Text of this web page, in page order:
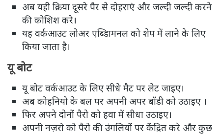
अब यही क्रिया दूसरे पैर से दोहराएं और जल्दी जल्दी करने
की कोशिश करे।
यह वर्कआउट लोअर एब्डािमनल को शेप में लाने के लिए
किया जाता है।
यू बोट
यू बोट वर्कआउट के लिए सीधे मैट पर लेट जाइए।
अब कोहनियो के बल पर अपनी अपर बॉडी को उठाइए ।
फिर अपने दोनों पैरो को हवा में सीधा उठाइए।
अपनी नज़रो को पैरो की उंगलियों पर केंद्रित करे और कुछ